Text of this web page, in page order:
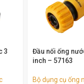
Đầu nối ống
tự ngắt 3/4 inch
Bộ dụng cụ ống